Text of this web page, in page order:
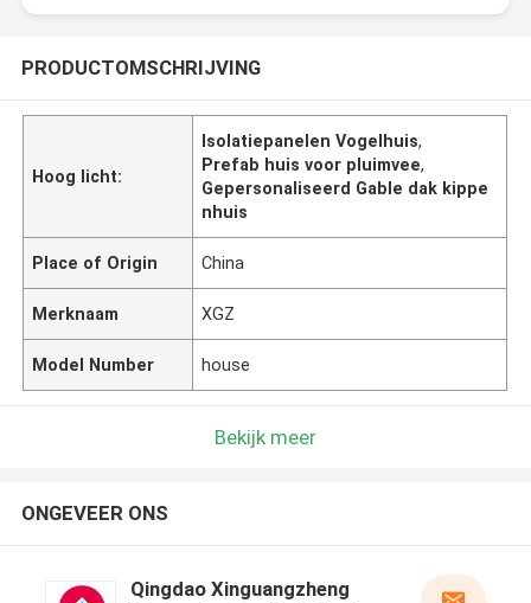
PRODUCTOMSCHRIJVING
Hoog licht:
Isolatiepanelen Vogelhuis,
Prefab huis voor pluimvee,
Gepersonaliseerd Gable dak kippe
nhuis
Place of Origin China
Merknaam XGZ
Model Number house
Bekijk meer
ONGEVEER ONS
Qingdao Xinguangzheng